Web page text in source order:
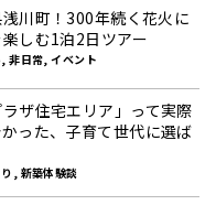
浅川町！300年続く花火に
しむ1泊2日ツアー
非日常, イベント
ザ住宅エリア」って実際
った、子育て世代に選ば
, 新築体験談